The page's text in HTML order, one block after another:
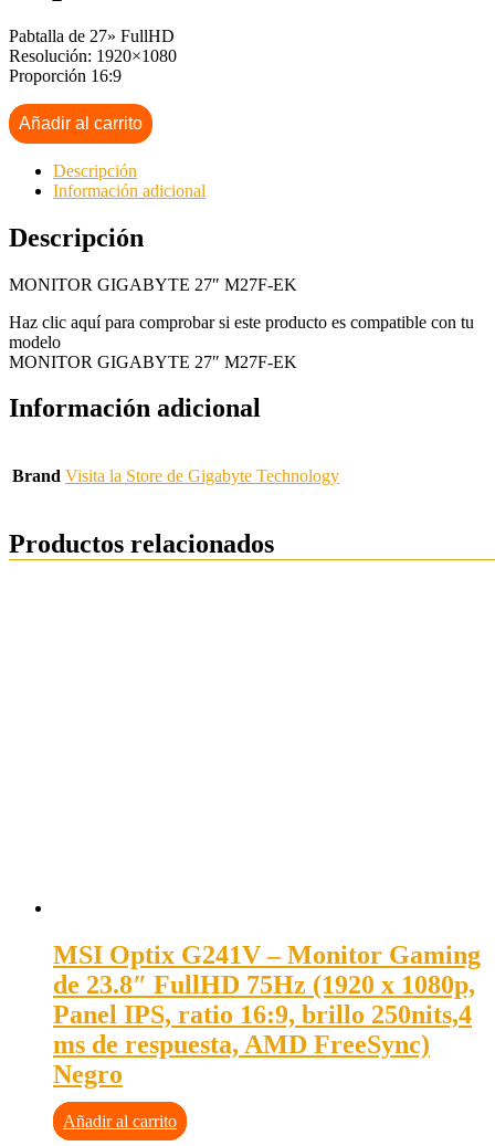
Pabtalla de 27» FullHD
Resolución: 1920×1080
Proporción 16:9
Añadir al carrito
Descripción
Información adicional
Descripción
MONITOR GIGABYTE 27″ M27F-EK
Haz clic aquí para comprobar si este producto es compatible con tu
modelo
MONITOR GIGABYTE 27″ M27F-EK
Información adicional
Brand Visita la Store de Gigabyte Technology
Productos relacionados
MSI Optix G241V – Monitor Gaming
de 23.8″ FullHD 75Hz (1920 x 1080p,
Panel IPS, ratio 16:9, brillo 250nits,4
ms de respuesta, AMD FreeSync)
Negro
Añadir al carrito